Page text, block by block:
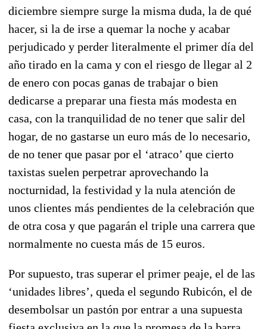
diciembre siempre surge la misma duda, la de qué
hacer, si la de irse a quemar la noche y acabar
perjudicado y perder literalmente el primer día del
año tirado en la cama y con el riesgo de llegar al 2
de enero con pocas ganas de trabajar o bien
dedicarse a preparar una fiesta más modesta en
casa, con la tranquilidad de no tener que salir del
hogar, de no gastarse un euro más de lo necesario,
de no tener que pasar por el ‘atraco’ que cierto
taxistas suelen perpetrar aprovechando la
nocturnidad, la festividad y la nula atención de
unos clientes más pendientes de la celebración que
de otra cosa y que pagarán el triple una carrera que
normalmente no cuesta más de 15 euros.
Por supuesto, tras superar el primer peaje, el de las
‘unidades libres’, queda el segundo Rubicón, el de
desembolsar un pastón por entrar a una supuesta